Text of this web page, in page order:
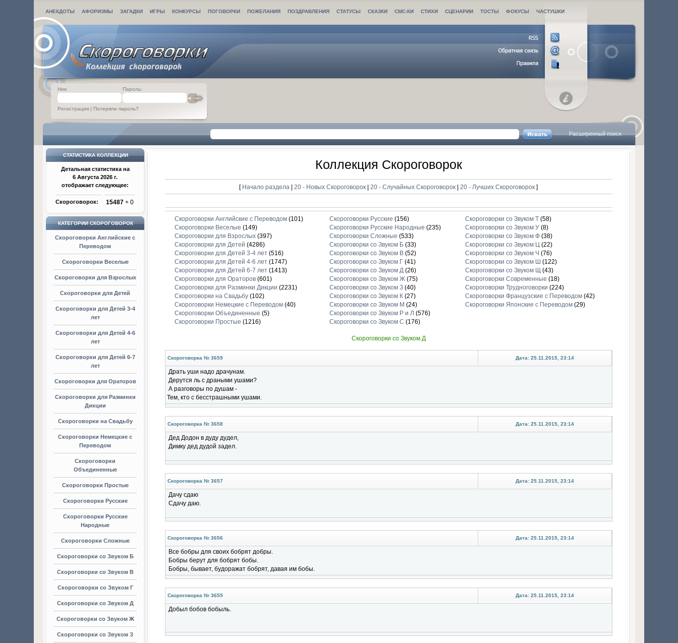
АНЕКДОТЫ АФОРИЗМЫ ЗАГАДКИ ИГРЫ КОНКУРСЫ ПОГОВОРКИ ПОЖЕЛАНИЯ ПОЗДРАВЛЕНИЯ СТАТУСЫ СКАЗКИ СМС-КИ СТИХИ СЦЕНАРИИ ТОСТЫ ФОКУСЫ ЧАСТУШКИ
Ник: Пароль:
Регистрация | Потеряли пароль?
Расширенный поиск
СТАТИСТИКА КОЛЛЕКЦИИ
Детальная статистика на
6 Августа 2026 г.
отображает следующее:
Скороговорок: 15487 + 0
КАТЕГОРИИ СКОРОГОВОРОК
Скороговорки Английские с
Переводом
Скороговорки Веселые
Скороговорки для Взрослых
Скороговорки для Детей
Скороговорки для Детей 3-4
лет
Скороговорки для Детей 4-6
лет
Скороговорки для Детей 6-7
лет
Скороговорки для Ораторов
Скороговорки для Разминки
Дикции
Скороговорки на Свадьбу
Скороговорки Немецкие с
Переводом
Скороговорки
Объединенные
Скороговорки Простые
Скороговорки Русские
Скороговорки Русские
Народные
Скороговорки Сложные
Скороговорки со Звуком Б
Скороговорки со Звуком В
Скороговорки со Звуком Г
Скороговорки со Звуком Д
Скороговорки со Звуком Ж
Скороговорки со Звуком З
Коллекция Скороговорок
[ Начало раздела |20 - Новых Скороговорок |20 - Случайных Скороговорок |20 - Лучших Скороговорок ]
Скороговорки Английские с Переводом(101)
Скороговорки Веселые (149)
Скороговорки для Взрослых(397)
Скороговорки для Детей (4286)
Скороговорки для Детей 3-4 лет(516)
Скороговорки для Детей 4-6 лет(1747)
Скороговорки для Детей 6-7 лет(1413)
Скороговорки для Ораторов(601)
Скороговорки для Разминки Дикции (2231)
Скороговорки на Свадьбу(102)
Скороговорки Немецкие с Переводом(40)
Скороговорки Объединенные (5)
Скороговорки Простые (1216)
Скороговорки Русские (156)
Скороговорки Русские Народные (235)
Скороговорки Сложные (533)
Скороговорки со Звуком Б(33)
Скороговорки со Звуком В(52)
Скороговорки со Звуком Г(41)
Скороговорки со Звуком Д(26)
Скороговорки со Звуком Ж(75)
Скороговорки со Звуком З(40)
Скороговорки со Звуком К(27)
Скороговорки со Звуком М (24)
Скороговорки со Звуком Р и Л (576)
Скороговорки со Звуком С (176)
Скороговорки со Звуком Т(58)
Скороговорки со Звуком У(8)
Скороговорки со Звуком Ф(38)
Скороговорки со Звуком Ц(22)
Скороговорки со Звуком Ч (76)
Скороговорки со Звуком Ш (122)
Скороговорки со Звуком Щ(43)
Скороговорки Современные (18)
Скороговорки Трудноговорки (224)
Скороговорки Французские с Переводом(42)
Скороговорки Японские с Переводом(29)
Скороговорки со Звуком Д
Скороговорка № 3659 Дата: 25.11.2015, 23:14
Драть уши надо драчунам.
Дерутся ль с драными ушами?
А разговоры по душам -
Тем, кто с бесстрашными ушами.
Скороговорка № 3658 Дата: 25.11.2015, 23:14
Дед Додон в дуду дудел,
Димку дед дудой задел.
Скороговорка № 3657 Дата: 25.11.2015, 23:14
Дачу сдаю
Сдачу даю.
Скороговорка № 3656 Дата: 25.11.2015, 23:14
Все бобры для своих бобрят добры.
Бобры берут для бобрят бобы.
Бобры, бывает, будоражат бобрят, давая им бобы.
Скороговорка № 3655 Дата: 25.11.2015, 23:14
Добыл бобов бобыль.